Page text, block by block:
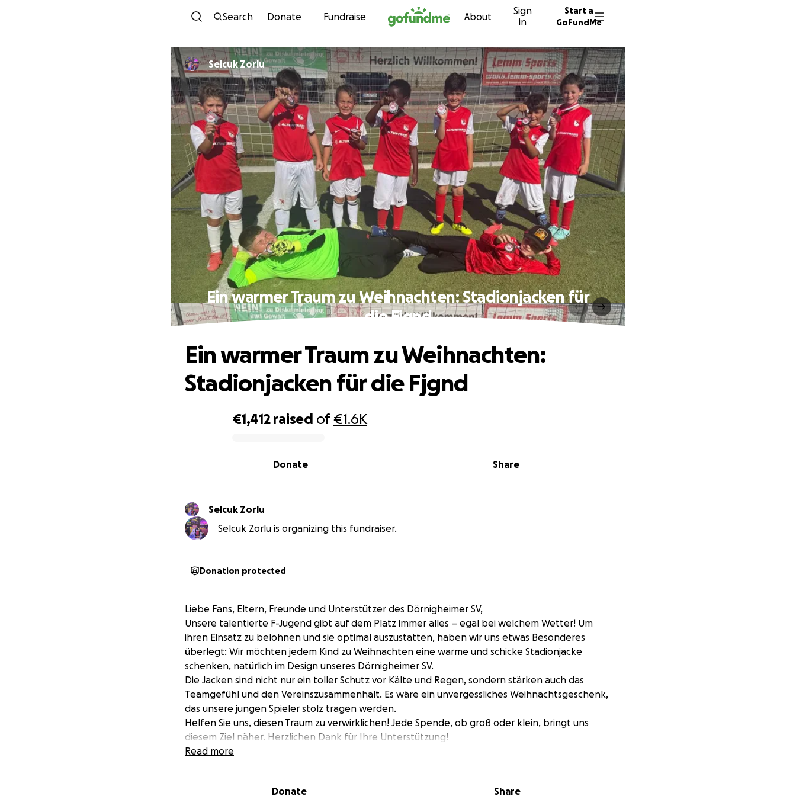
Skip to content
Search Donate Fundraise About
Sign
in
Start a
GoFundMe
Selcuk Zorlu
Ein warmer Traum zu Weihnachten: Stadionjacken für
die Fjgnd
€1,412 raised of€1.6K
Share
Donate
Ein warmer Traum zu Weihnachten:
Stadionjacken für die Fjgnd
Selcuk Zorlu
Selcuk Zorlu is organizing this fundraiser.
Donation protected
Liebe Fans, Eltern, Freunde und Unterstützer des Dörnigheimer SV,
Unsere talentierte F-Jugend gibt auf dem Platz immer alles – egal bei welchem Wetter! Um
ihren Einsatz zu belohnen und sie optimal auszustatten, haben wir uns etwas Besonderes
überlegt: Wir möchten jedem Kind zu Weihnachten eine warme und schicke Stadionjacke
schenken, natürlich im Design unseres Dörnigheimer SV.
Die Jacken sind nicht nur ein toller Schutz vor Kälte und Regen, sondern stärken auch das
Teamgefühl und den Vereinszusammenhalt. Es wäre ein unvergessliches Weihnachtsgeschenk,
das unsere jungen Spieler stolz tragen werden.
Helfen Sie uns, diesen Traum zu verwirklichen! Jede Spende, ob groß oder klein, bringt uns
diesem Ziel näher. Herzlichen Dank für Ihre Unterstützung!
Gemeinsam für unsere jungen Talente!
Read more
Donate Share